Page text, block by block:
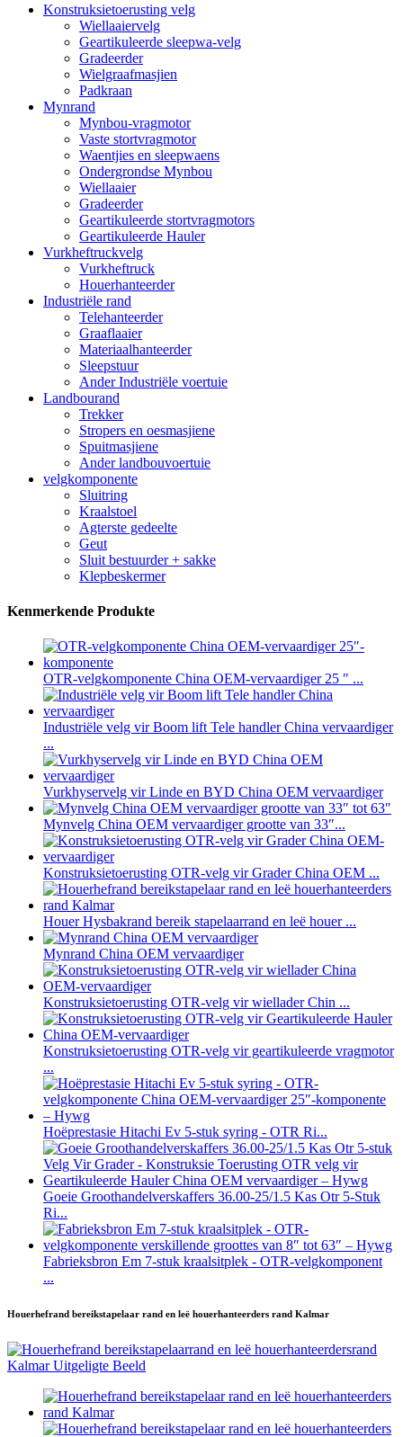
Konstruksietoerusting velg
Wiellaaiervelg
Geartikuleerde sleepwa-velg
Gradeerder
Wielgraafmasjien
Padkraan
Mynrand
Mynbou-vragmotor
Vaste stortvragmotor
Waentjies en sleepwaens
Ondergrondse Mynbou
Wiellaaier
Gradeerder
Geartikuleerde stortvragmotors
Geartikuleerde Hauler
Vurkheftruckvelg
Vurkheftruck
Houerhanteerder
Industriële rand
Telehanteerder
Graaflaaier
Materiaalhanteerder
Sleepstuur
Ander Industriële voertuie
Landbourand
Trekker
Stropers en oesmasjiene
Spuitmasjiene
Ander landbouvoertuie
velgkomponente
Sluitring
Kraalstoel
Agterste gedeelte
Geut
Sluit bestuurder + sakke
Klepbeskermer
Kenmerkende Produkte
OTR-velgkomponente China OEM-vervaardiger 25 ″ ...
Industriële velg vir Boom lift Tele handler China vervaardiger
...
Vurkhyservelg vir Linde en BYD China OEM vervaardiger
Mynvelg China OEM vervaardiger grootte van 33″...
Konstruksietoerusting OTR-velg vir Grader China OEM ...
Houer Hysbakrand bereik stapelaarrand en leë houer ...
Mynrand China OEM vervaardiger
Konstruksietoerusting OTR-velg vir wiellader Chin ...
Konstruksietoerusting OTR-velg vir geartikuleerde vragmotor
...
Hoëprestasie Hitachi Ev 5-stuk syring - OTR Ri...
Goeie Groothandelverskaffers 36.00-25/1.5 Kas Otr 5-Stuk
Ri...
Fabrieksbron Em 7-stuk kraalsitplek - OTR-velgkomponent
...
Houerhefrand bereikstapelaar rand en leë houerhanteerders rand Kalmar